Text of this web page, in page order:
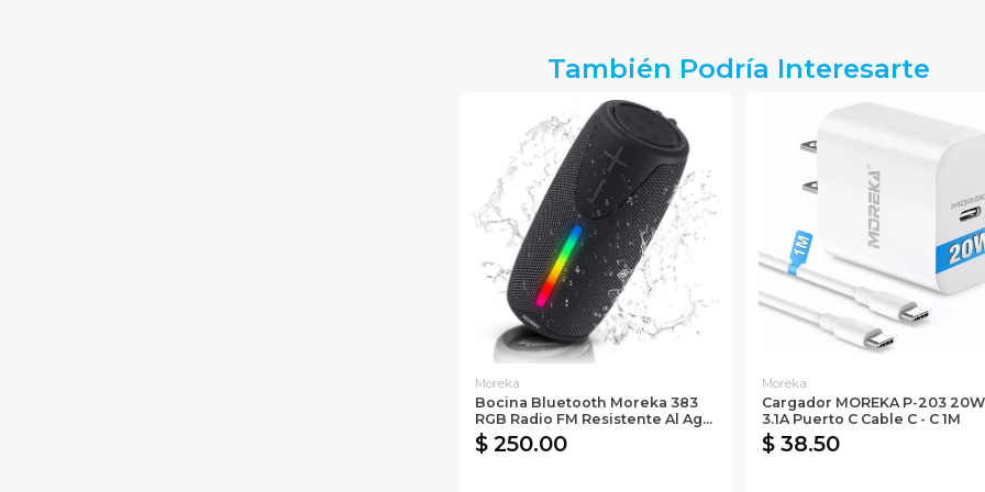
También Podría Interesarte
Moreka
Bocina Bluetooth Moreka 383
RGB Radio FM Resistente Al Ag...
$ 250.00
Moreka
Cargador MOREKA P-203
3.1A Puerto C Cable C - C 1M
$ 38.50